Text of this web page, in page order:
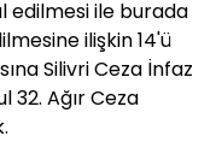
edilmesi ile burada
ilişkin 14'ü
Silivri Ceza İnfaz
32. Ağır Ceza